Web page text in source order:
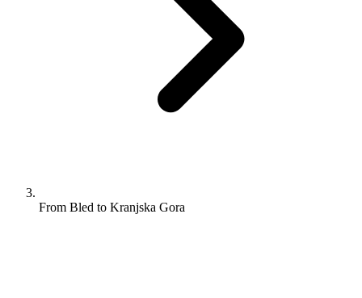
From Bled to Kranjska Gora